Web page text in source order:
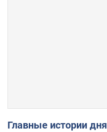
Главные истории дня